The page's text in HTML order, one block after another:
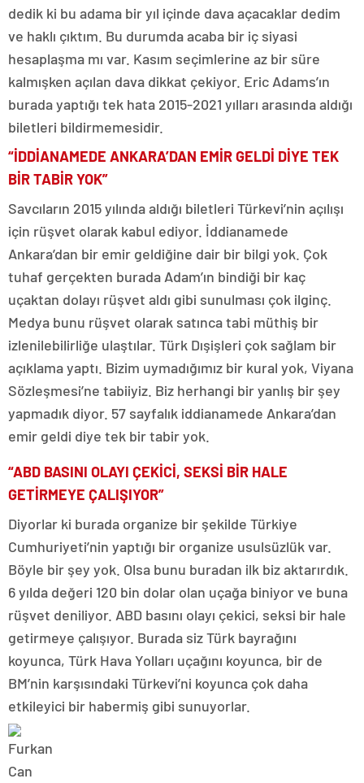
dedik ki bu adama bir yıl içinde dava açacaklar dedim
ve haklı çıktım. Bu durumda acaba bir iç siyasi
hesaplaşma mı var. Kasım seçimlerine az bir süre
kalmışken açılan dava dikkat çekiyor. Eric Adams’ın
burada yaptığı tek hata 2015-2021 yılları arasında aldığı
biletleri bildirmemesidir.
“İDDİANAMEDE ANKARA’DAN EMİR GELDİ DİYE TEK
BİR TABİR YOK”
Savcıların 2015 yılında aldığı biletleri Türkevi’nin açılışı
için rüşvet olarak kabul ediyor. İddianamede
Ankara’dan bir emir geldiğine dair bir bilgi yok. Çok
tuhaf gerçekten burada Adam’ın bindiği bir kaç
uçaktan dolayı rüşvet aldı gibi sunulması çok ilginç.
Medya bunu rüşvet olarak satınca tabi müthiş bir
izlenilebilirliğe ulaştılar. Türk Dışişleri çok sağlam bir
açıklama yaptı. Bizim uymadığımız bir kural yok, Viyana
Sözleşmesi’ne tabiiyiz. Biz herhangi bir yanlış bir şey
yapmadık diyor. 57 sayfalık iddianamede Ankara’dan
emir geldi diye tek bir tabir yok.
“ABD BASINI OLAYI ÇEKİCİ, SEKSİ BİR HALE
GETİRMEYE ÇALIŞIYOR”
Diyorlar ki burada organize bir şekilde Türkiye
Cumhuriyeti’nin yaptığı bir organize usulsüzlük var.
Böyle bir şey yok. Olsa bunu buradan ilk biz aktarırdık.
6 yılda değeri 120 bin dolar olan uçağa biniyor ve buna
rüşvet deniliyor. ABD basını olayı çekici, seksi bir hale
getirmeye çalışıyor. Burada siz Türk bayrağını
koyunca, Türk Hava Yolları uçağını koyunca, bir de
BM’nin karşısındaki Türkevi’ni koyunca çok daha
etkileyici bir habermiş gibi sunuyorlar.